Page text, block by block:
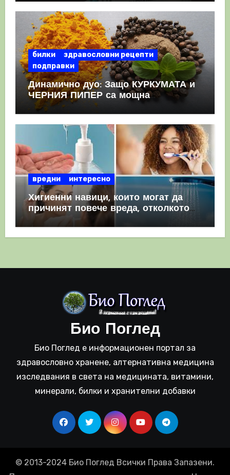
билки
здравословни рецепти
подправки
Динамично дуо: Защо КУРКУМАТА и
ЧЕРНИЯ ПИПЕР са мощна
комбинация
вредни интересно
Хигиенни навици, които могат да
причинят повече вреда, отколкото
полза
Био Поглед
Био Поглед е информационен портал за
здравословно хранене, алтернативна медицина
изследвания в света на медицината, витамини,
минерали, билки и хранителни добавки
© 2013-2024 Био Поглед Всички Права Запазени.